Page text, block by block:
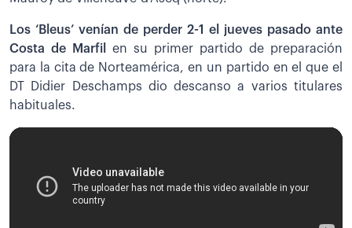
Los ‘Bleus’ venían de perder 2-1 el jueves pasado ante
Costa de Marfil
en su primer partido de preparación
para la cita de Norteamérica, en un partido en el que el
DT Didier Deschamps dio descanso a varios titulares
habituales.